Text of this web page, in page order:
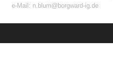
e-Mail: n.blum@borgward-ig.de